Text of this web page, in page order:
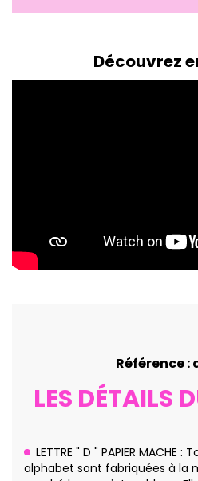
Découvrez
Référence :
LES DÉTAILS
LETTRE " D " PAPIER
alphabet sont fabriquées à la